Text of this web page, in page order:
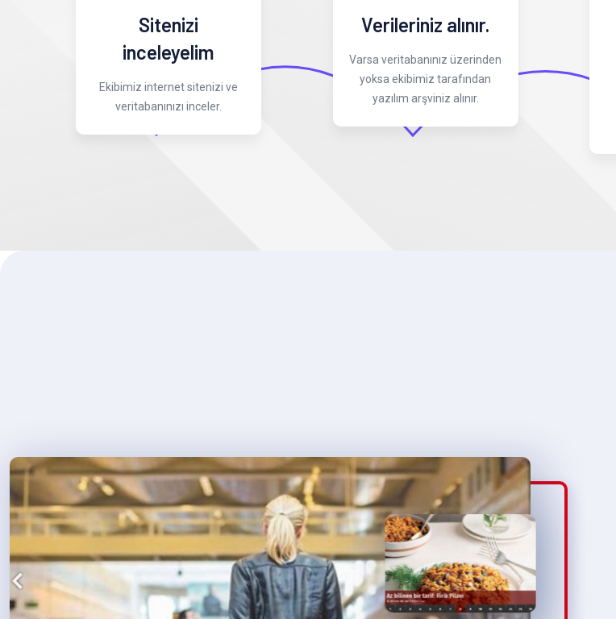
Sitenizi
inceleyelim
Ekibimiz internet sitenizi ve
veritabanınızı inceler.
Verileriniz alınır.
Varsa veritabanınız üzerinden
yoksa ekibimiz tarafından
yazılım arşviniz alınır.